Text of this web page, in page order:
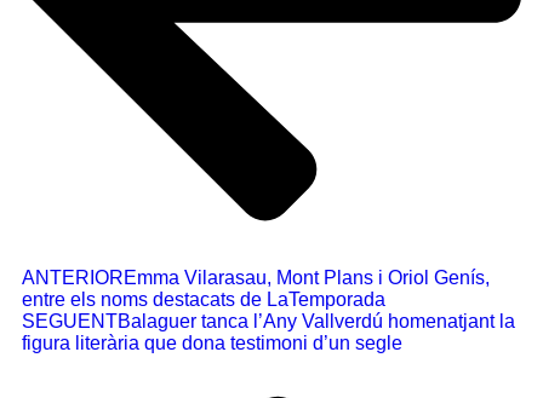
ANTERIOREmma Vilarasau, Mont Plans i Oriol Genís,
entre els noms destacats de LaTemporada
SEGUENTBalaguer tanca l’Any Vallverdú homenatjant la
figura literària que dona testimoni d’un segle